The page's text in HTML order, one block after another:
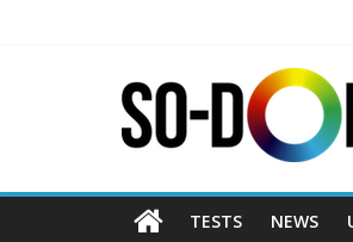
TESTS NEWS